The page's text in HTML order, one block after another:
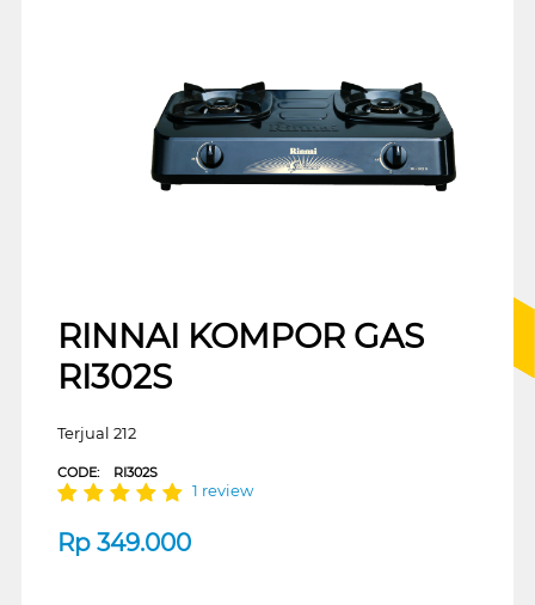
RINNAI KOMPOR GAS
RI302S
Terjual 212
CODE: RI302S
1 review
Rp 349.000